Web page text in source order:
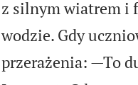
z silnym wiatrem i
wodzie. Gdy
przerażenia: —To